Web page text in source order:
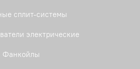
сплит-системы
электрические
Фанкойлы